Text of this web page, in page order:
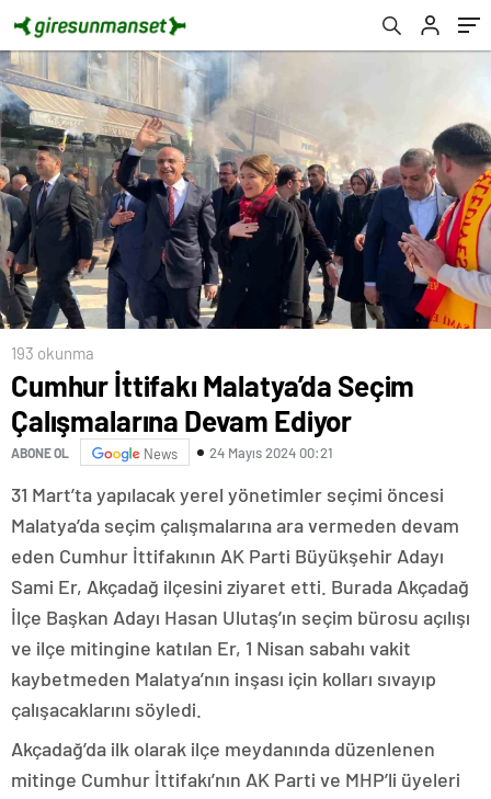
193 okunma
Cumhur İttifakı Malatya’da Seçim
Çalışmalarına Devam Ediyor
ABONE OL News 24 Mayıs 2024 00:21
31 Mart’ta yapılacak yerel yönetimler seçimi öncesi
Malatya’da seçim çalışmalarına ara vermeden devam
eden Cumhur İttifakının AK Parti Büyükşehir Adayı
Sami Er, Akçadağ ilçesini ziyaret etti. Burada Akçadağ
İlçe Başkan Adayı Hasan Ulutaş’ın seçim bürosu açılışı
ve ilçe mitingine katılan Er, 1 Nisan sabahı vakit
kaybetmeden Malatya’nın inşası için kolları sıvayıp
çalışacaklarını söyledi.
Akçadağ’da ilk olarak ilçe meydanında düzenlenen
mitinge Cumhur İttifakı’nın AK Parti ve MHP’li üyeleri